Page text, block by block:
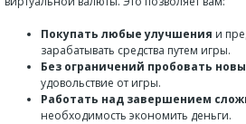
Покупать любые улучшения и
зарабатывать средства путем игры.
Без ограничений пробовать
удовольствие от игры.
Работать над завершением
необходимость экономить деньги.